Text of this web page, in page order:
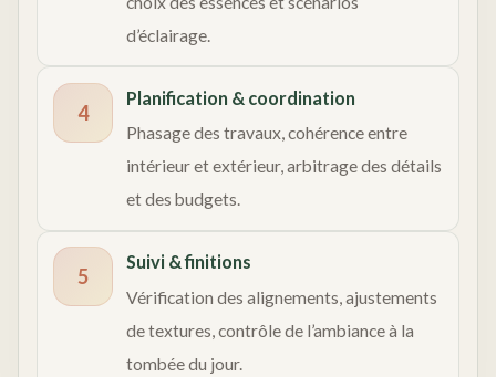
d’éclairage.
4
Planification & coordination
Phasage des travaux, cohérence entre
intérieur et extérieur, arbitrage des détails
et des budgets.
5
Suivi & finitions
Vérification des alignements, ajustements
de textures, contrôle de l’ambiance à la
tombée du jour.